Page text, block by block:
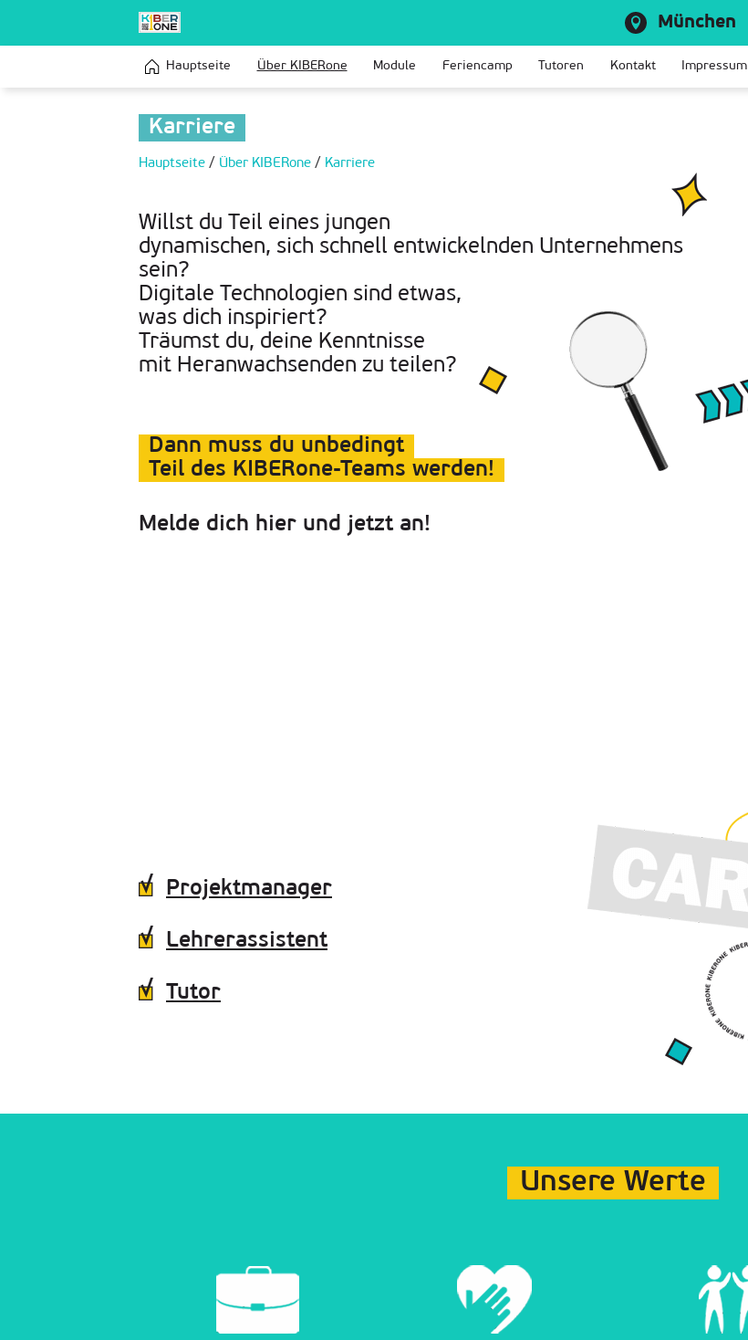
München
Hauptseite Über KIBERone Module Feriencamp Tutoren Kontakt Impressum
Karriere
Hauptseite / Über KIBERone / Karriere
Willst du Teil eines jungen
dynamischen, sich schnell entwickelnden Unternehmens
sein?
Digitale Technologien sind etwas,
was dich inspiriert?
Träumst du, deine Kenntnisse
mit Heranwachsenden zu teilen?
Dann muss du unbedingt
Teil des KIBERone-Teams werden!
Melde dich hier und jetzt an!
Projektmanager
Lehrerassistent
Tutor
Unsere Werte